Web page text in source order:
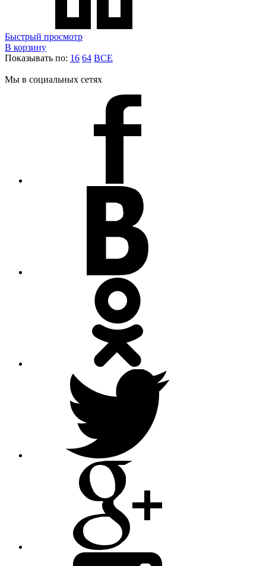
Быстрый просмотр
В корзину
Показывать по: 16 64 ВСЕ
Мы в социальных сетях